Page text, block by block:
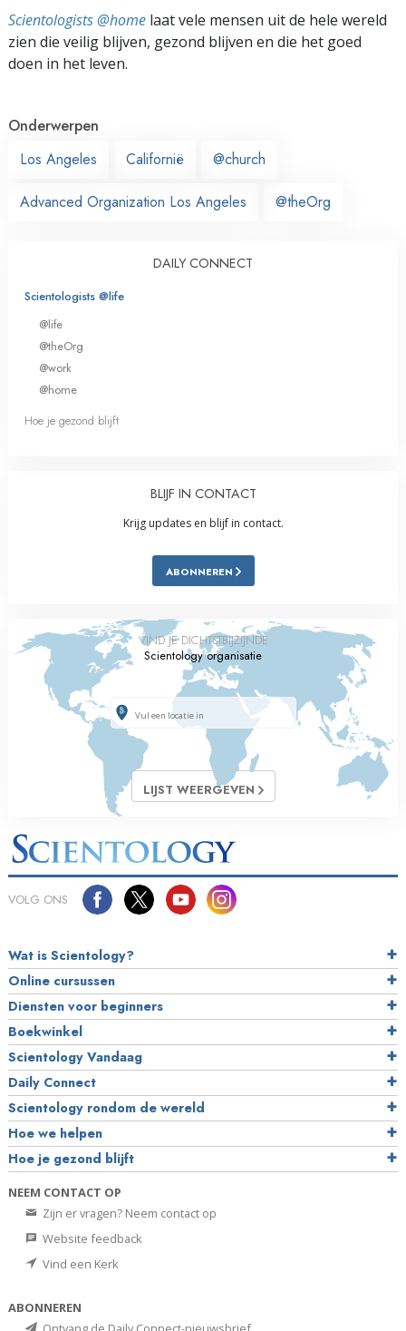
Scientologists @home laat vele mensen uit de hele wereld
zien die veilig blijven, gezond blijven en die het goed
doen in het leven.
Onderwerpen
Los Angeles
Californië @church
Advanced Organization Los Angeles @theOrg
DAILY CONNECT
Scientologists @life
@life
@theOrg
@work
@home
Hoe je gezond blijft
BLIJF IN CONTACT
Krijg updates en blijf in contact.
ABONNEREN
VIND JE DICHTSTBIJZIJNDE
Scientology organisatie
LIJST WEERGEVEN
VOLG ONS
Wat is Scientology?
Online cursussen
Diensten voor beginners
Boekwinkel
Scientology Vandaag
Daily Connect
Scientology rondom de wereld
Hoe we helpen
Hoe je gezond blijft
NEEM CONTACT OP
Zijn er vragen? Neem contact op
Website feedback
Vind een Kerk
ABONNEREN